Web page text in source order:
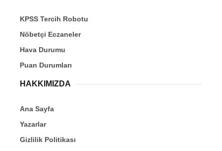
KPSS Tercih Robotu
Nöbetçi Eczaneler
Hava Durumu
Puan Durumları
HAKKIMIZDA
Ana Sayfa
Yazarlar
Gizlilik Politikası